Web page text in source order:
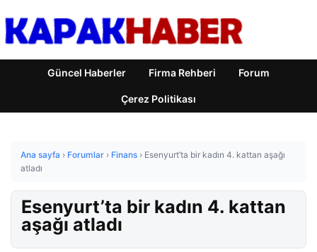
Güncel Haberler Firma Rehberi Forum
Çerez Politikası
Ana sayfa › Forumlar › Finans › Esenyurt’ta bir kadın 4. kattan aşağı
atladı
Esenyurt’ta bir kadın 4. kattan
aşağı atladı